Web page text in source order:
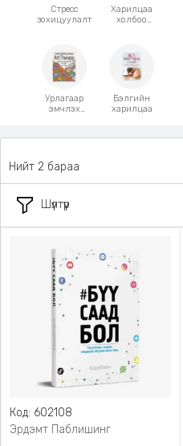
Стресс
зохицуулалт
Харилцаа
холбоо
чадвар
Урлагаар
эмчлэх
Бэлгийн
харилцаа
Шүүлтүүр
Нийт 2 бараа
Код: 602108
Эрдэмт Паблишинг